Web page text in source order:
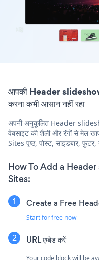
आपकी Header
करना कभी आसान नहीं रहा
अपनी अनुकूलित Header
वेबसाइट की शैली और रंगों से मेल
Sites पृष्ठ, पोस्ट, साइडबार,
How To Add a
Sites:
Create a Free
Start for free now
URL एम्बेड करें
Your code block will be